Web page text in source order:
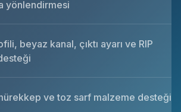
yönlendirmesi
beyaz kanal, çıktı ayarı ve RIP
ve toz sarf malzeme desteği